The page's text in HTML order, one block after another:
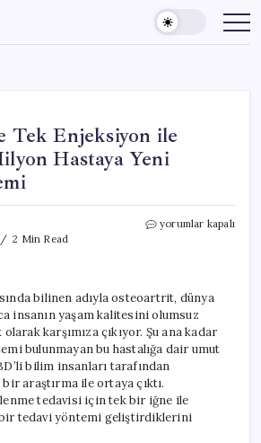
Tek Enjeksiyon ile
Hastaya Yeni
2 Min Read
Kireçlenmeye
240
Milyon
Hastaya
Yeni
için
yorumlar kapalı
bilinen adıyla osteoartrit, dünya
insanın yaşam kalitesini olumsuz
karşımıza çıkıyor. Şu ana kadar
bulunmayan bu hastalığa dair umut
bilim insanları tarafından
araştırma ile ortaya çıktı.
tedavisi için tek bir iğne ile
tedavi yöntemi geliştirdiklerini